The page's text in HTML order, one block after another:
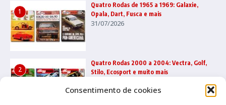
Consentimento de cookies
1
Quatro Rodas de 1965 a 1969: Galaxie,
Opala, Dart, Fusca e mais
31/07/2026
2
Quatro Rodas 2000 a 2004: Vectra, Golf,
Stilo, Ecosport e muito mais